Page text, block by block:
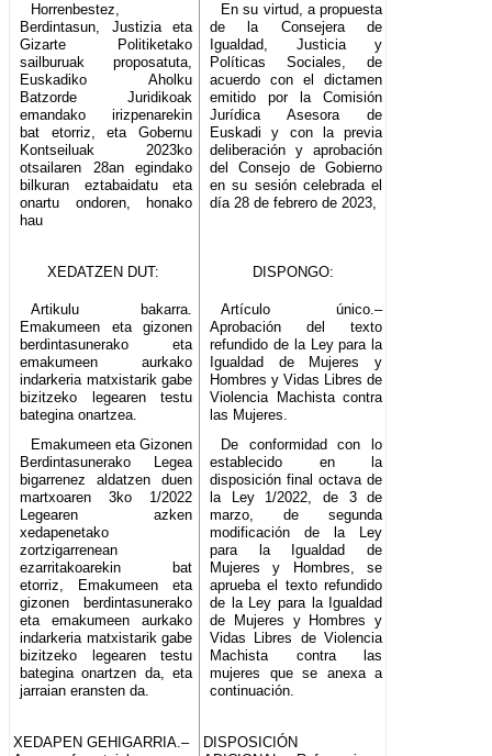
Horrenbestez,
Berdintasun, Justizia eta
Gizarte Politiketako
sailburuak proposatuta,
Euskadiko Aholku
Batzorde Juridikoak
emandako irizpenarekin
bat etorriz, eta Gobernu
Kontseiluak 2023ko
otsailaren 28an egindako
bilkuran eztabaidatu eta
onartu ondoren, honako
hau
En su virtud, a propuesta
de la Consejera de
Igualdad, Justicia y
Políticas Sociales, de
acuerdo con el dictamen
emitido por la Comisión
Jurídica Asesora de
Euskadi y con la previa
deliberación y aprobación
del Consejo de Gobierno
en su sesión celebrada el
día 28 de febrero de 2023,
XEDATZEN DUT: DISPONGO:
Artikulu bakarra.
Emakumeen eta gizonen
berdintasunerako eta
emakumeen aurkako
indarkeria matxistarik gabe
bizitzeko legearen testu
bategina onartzea.
Artículo único.–
Aprobación del texto
refundido de la Ley para la
Igualdad de Mujeres y
Hombres y Vidas Libres de
Violencia Machista contra
las Mujeres.
Emakumeen eta Gizonen
Berdintasunerako Legea
bigarrenez aldatzen duen
martxoaren 3ko 1/2022
Legearen azken
xedapenetako
zortzigarrenean
ezarritakoarekin bat
etorriz, Emakumeen eta
gizonen berdintasunerako
eta emakumeen aurkako
indarkeria matxistarik gabe
bizitzeko legearen testu
bategina onartzen da, eta
jarraian eransten da.
De conformidad con lo
establecido en la
disposición final octava de
la Ley 1/2022, de 3 de
marzo, de segunda
modificación de la Ley
para la Igualdad de
Mujeres y Hombres, se
aprueba el texto refundido
de la Ley para la Igualdad
de Mujeres y Hombres y
Vidas Libres de Violencia
Machista contra las
mujeres que se anexa a
continuación.
XEDAPEN GEHIGARRIA.–
DISPOSICIÓN